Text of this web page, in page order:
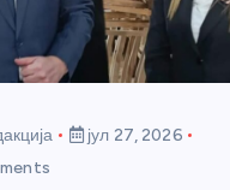
јул 27, 2026